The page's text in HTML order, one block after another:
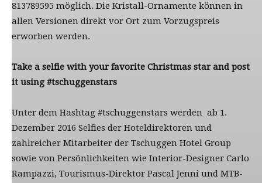
813789595 möglich. Die Kristall-Ornamente können in
allen Versionen direkt vor Ort zum Vorzugspreis
erworben werden.
Take a selfie with your favorite Christmas star and post
it using #tschuggenstars
Unter dem Hashtag #tschuggenstars werden ab 1.
Dezember 2016 Selfies der Hoteldirektoren und
zahlreicher Mitarbeiter der Tschuggen Hotel Group
sowie von Persönlichkeiten wie Interior-Designer Carlo
Rampazzi, Tourismus-Direktor Pascal Jenni und MTB-